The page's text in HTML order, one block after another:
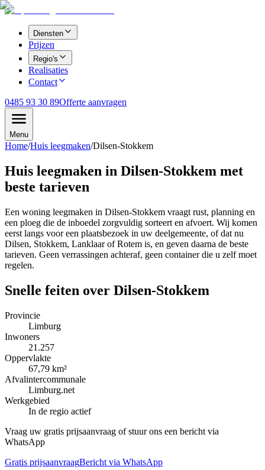
Diensten
Prijzen
Regio's
Realisaties
Contact
0485 93 30 89Offerte aanvragen
Menu
Home/Huis leegmaken/Dilsen-Stokkem
Huis leegmaken in Dilsen-Stokkem met
beste tarieven
Een woning leegmaken in Dilsen-Stokkem vraagt rust, planning en
een ploeg die de inboedel zorgvuldig sorteert en afvoert. Wij komen
eerst langs voor een plaatsbezoek in uw deelgemeente, of dat nu
Dilsen, Stokkem, Lanklaar of Rotem is, en geven daarna de beste
tarieven. Geen verrassingen achteraf, geen container die u zelf moet
regelen.
Snelle feiten over Dilsen-Stokkem
Provincie
Limburg
Inwoners
21.257
Oppervlakte
67,79 km²
Afvalintercommunale
Limburg.net
Werkgebied
In de regio actief
Vraag uw gratis prijsaanvraag of stuur ons een bericht via
WhatsApp
Gratis prijsaanvraagBericht via WhatsApp